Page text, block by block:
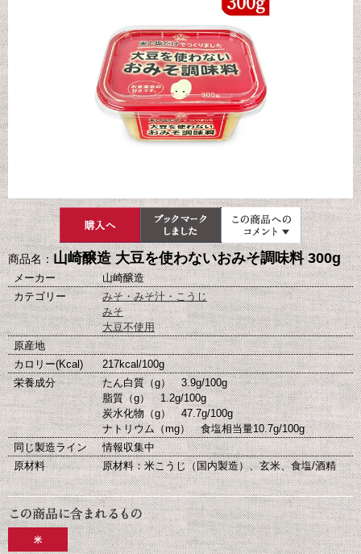
商品名：山崎醸造 大豆を使わないおみそ調味料 300g
メーカー
山崎醸造
カテゴリー
みそ・みそ汁・こうじ
みそ
大豆不使用
原産地
カロリー(Kcal)
217kcal/100g
栄養成分
たん白質（g） 3.9g/100g
脂質（g） 1.2g/100g
炭水化物（g） 47.7g/100g
ナトリウム（mg） 食塩相当量10.7g/100g
同じ製造ライン
情報収集中
原材料
原材料：米こうじ（国内製造）、玄米、食塩/酒精
米